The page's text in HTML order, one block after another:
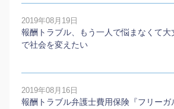
2019年08月19日
報酬トラブル、もう一人で悩まなくて大
で社会を変えたい
2019年08月16日
報酬トラブル弁護士費用保険『フリーガ